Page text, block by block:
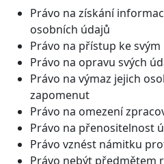
Právo na získání
osobních údajů
Právo na přístup ke
Právo na opravu svých
Právo na výmaz jejich
zapomenut
Právo na omezení
Právo na přenositelnost
Právo vznést námitku
Právo nebýt předmětem